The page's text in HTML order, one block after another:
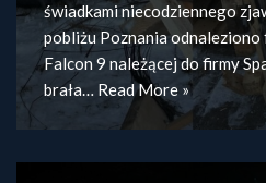
świadkami niecodziennego
pobliżu Poznania
Falcon 9 należącej do firmy
brała… Read More »